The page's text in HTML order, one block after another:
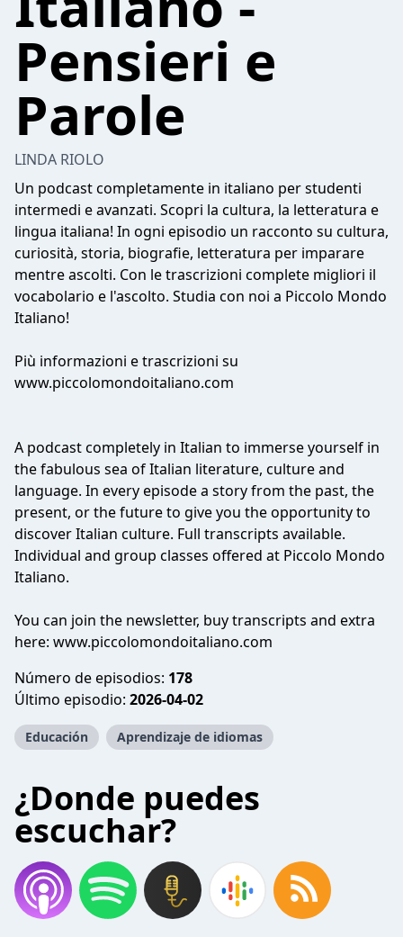
Pensieri e
Parole
LINDA RIOLO
Un podcast completamente in italiano per studenti
intermedi e avanzati. Scopri la cultura, la letteratura e
lingua italiana! In ogni episodio un racconto su cultura,
curiosità, storia, biografie, letteratura per imparare
mentre ascolti. Con le trascrizioni complete migliori il
vocabolario e l'ascolto. Studia con noi a Piccolo Mondo
Italiano!
Più informazioni e trascrizioni su
www.piccolomondoitaliano.com
A podcast completely in Italian to immerse yourself in
the fabulous sea of Italian literature, culture and
language. In every episode a story from the past, the
present, or the future to give you the opportunity to
discover Italian culture. Full transcripts available.
Individual and group classes offered at Piccolo Mondo
Italiano.
You can join the newsletter, buy transcripts and extra
here: www.piccolomondoitaliano.com
Número de episodios: 178
Último episodio: 2026-04-02
Educación Aprendizaje de idiomas
¿Donde puedes
escuchar?